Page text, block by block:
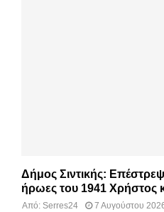
Δήμος Σιντικής:
ήρωες του 1941 Χρήστος
Από: Serres24 7 Αυγούστου